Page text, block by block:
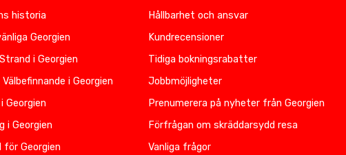
historia
Georgien
i Georgien
i Georgien
Georgien
i Georgien
för Georgien
Hållbarhet och ansvar
Kundrecensioner
Tidiga bokningsrabatter
Jobbmöjligheter
Prenumerera på nyheter från Georgien
Förfrågan om skräddarsydd resa
Vanliga frågor